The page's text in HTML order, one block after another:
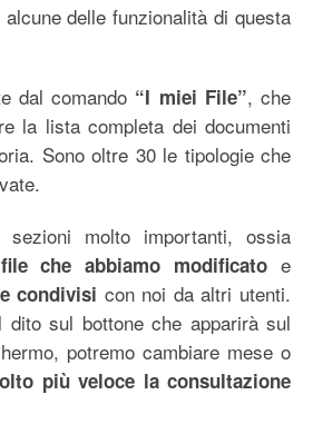
delle funzionalità di questa
dal comando “I miei File”, che
la lista completa dei documenti
Sono oltre 30 le tipologie che
molto importanti, ossia
file che abbiamo modificato e
condivisi con noi da altri utenti.
dito sul bottone che apparirà sul
potremo cambiare mese o
più veloce la consultazione